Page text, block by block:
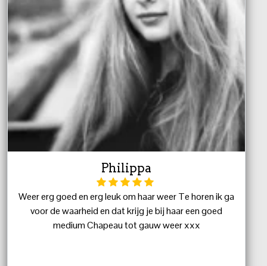
Philippa
Weer erg goed en erg leuk om haar weer Te horen ik ga
voor de waarheid en dat krijg je bij haar een goed
medium Chapeau tot gauw weer xxx